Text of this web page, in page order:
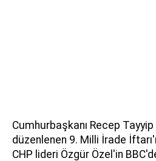
Cumhurbaşkanı Recep
düzenlenen 9. Milli İrade
CHP lideri Özgür Özel'in